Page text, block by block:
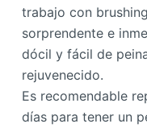
trabajo con
sorprendente e
dócil y fácil de
rejuvenecido.
Es recomendable
días para tener un